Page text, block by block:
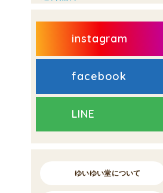
instagram
facebook
LINE
ゆいゆい堂について